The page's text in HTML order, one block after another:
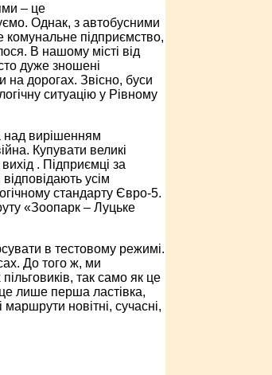
– це
Однак, з автобусними
комунальне підприємство,
В нашому місті від
дуже зношені
на дорогах. Звісно, буси
ситуацію у Рівному
над вирішенням
Купувати великі
. Підприємці за
усім
стандарту Євро-5.
«Зоопарк – Луцьке
в тестовому режимі.
До того ж, ми
так само як це
лише перша ластівка,
новітні, сучасні,